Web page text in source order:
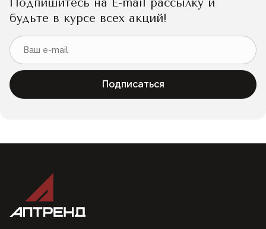
Подпишитесь на E-mail рассылку и
будьте в курсе всех акций!
Подписаться